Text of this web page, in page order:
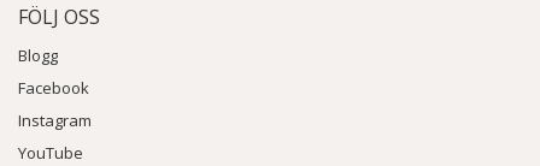
FÖLJ OSS
Blogg
Facebook
Instagram
YouTube